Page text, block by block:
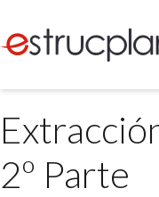
SERVICIOS
Medio Ambiente
INGRESAR
2º Parte